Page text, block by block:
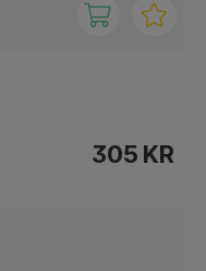
305 KR